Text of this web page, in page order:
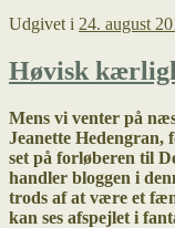
Udgivet i 24. august
Høvisk
Mens vi venter på
Jeanette Hedengran,
set på forløberen til
handler bloggen i
trods af at være et
kan ses afspejlet i